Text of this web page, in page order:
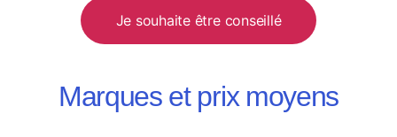
Je souhaite être conseillé
Marques et prix moyens